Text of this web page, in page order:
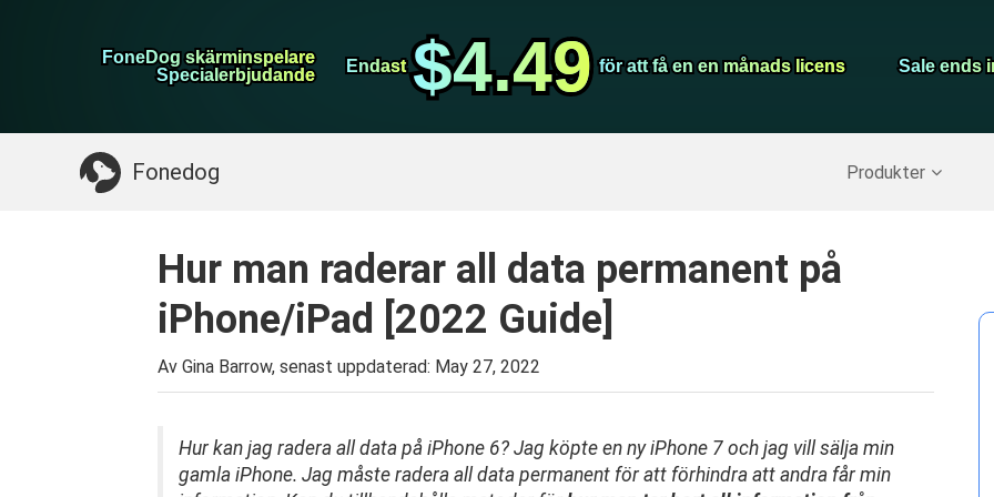
FoneDog skärminspelare
FoneDog skärminspelare
Specialerbjudande
Specialerbjudande Endast
Endast $4.49
$4.49 för att få en en månads licens
för att få en en månads licens Sale ends
Sale ends
Fonedog Produkter
iPhone Cleaner Screen
Något du kan behöva: IPhone Backup>>
Hur man raderar all data permanent på
iPhone/iPad [2022 Guide]
Av Gina Barrow, senast uppdaterad: May 27, 2022
Hur kan jag radera all data på iPhone 6? Jag köpte en ny iPhone 7 och jag vill sälja min
gamla iPhone. Jag måste radera all data permanent för att förhindra att andra får min